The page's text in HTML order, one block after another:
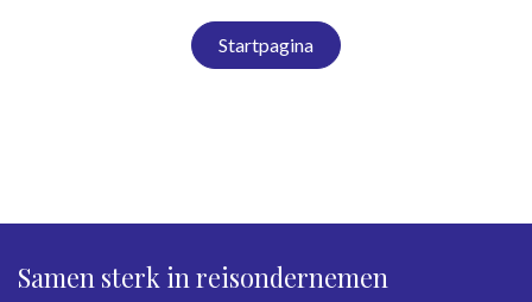
Startpagina
Samen sterk in reisondernemen